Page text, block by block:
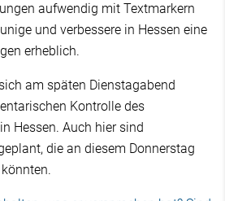
aufwendig mit Textmarkern
und verbessere in Hessen eine
erheblich.
am späten Dienstagabend
Kontrolle des
Hessen. Auch hier sind
die an diesem Donnerstag